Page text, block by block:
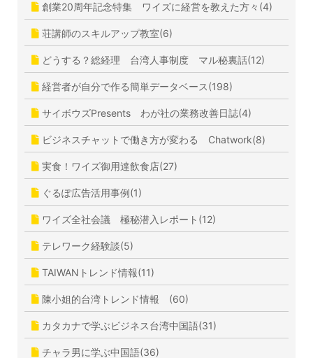
創業20周年記念特集 ワイズに経営を教えた方々(4)
荘講師のスキルアップ教室(6)
どうする？総経理 台湾人事制度 マル秘裏話(12)
経営者が自分で作る簡単データベース(198)
サイボウズPresents わが社の業務改善日誌(4)
ビジネスチャットで働き方が変わる Chatwork(8)
実食！ワイズ御用達飲食店(27)
ぐるぽ広告活用事例(1)
ワイズ全社会議 極秘潜入レポート(12)
テレワーク経験談(5)
TAIWANトレンド情報(11)
陳小姐的台湾トレンド情報 (60)
カタカナで学ぶビジネス台湾中国語(31)
チャラ男に学ぶ中国語(36)